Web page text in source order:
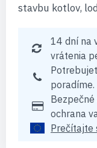
stavbu kotlov,
14 dní na
vrátenia
poradíme.
ochrana
Prečítajte